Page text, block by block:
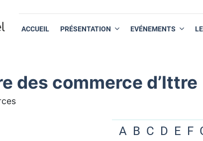
ACCUEIL PRÉSENTATION EVÉNEMENTS
des commerce d’Ittre
A B C D E F